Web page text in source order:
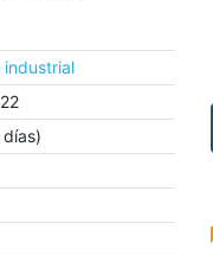
industrial